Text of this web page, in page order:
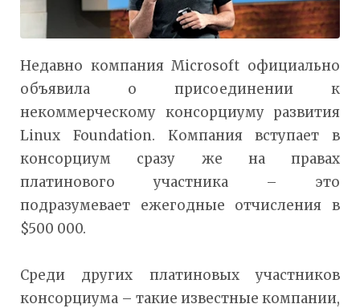
Недавно компания Microsoft официально
объявила о присоединении к
некоммерческому консорциуму развития
Linux Foundation. Компания вступает в
консорциум сразу же на правах
платинового участника – это
подразумевает ежегодные отчисления в
$500 000.
Среди других платиновых участников
консорциума – такие известные компании,